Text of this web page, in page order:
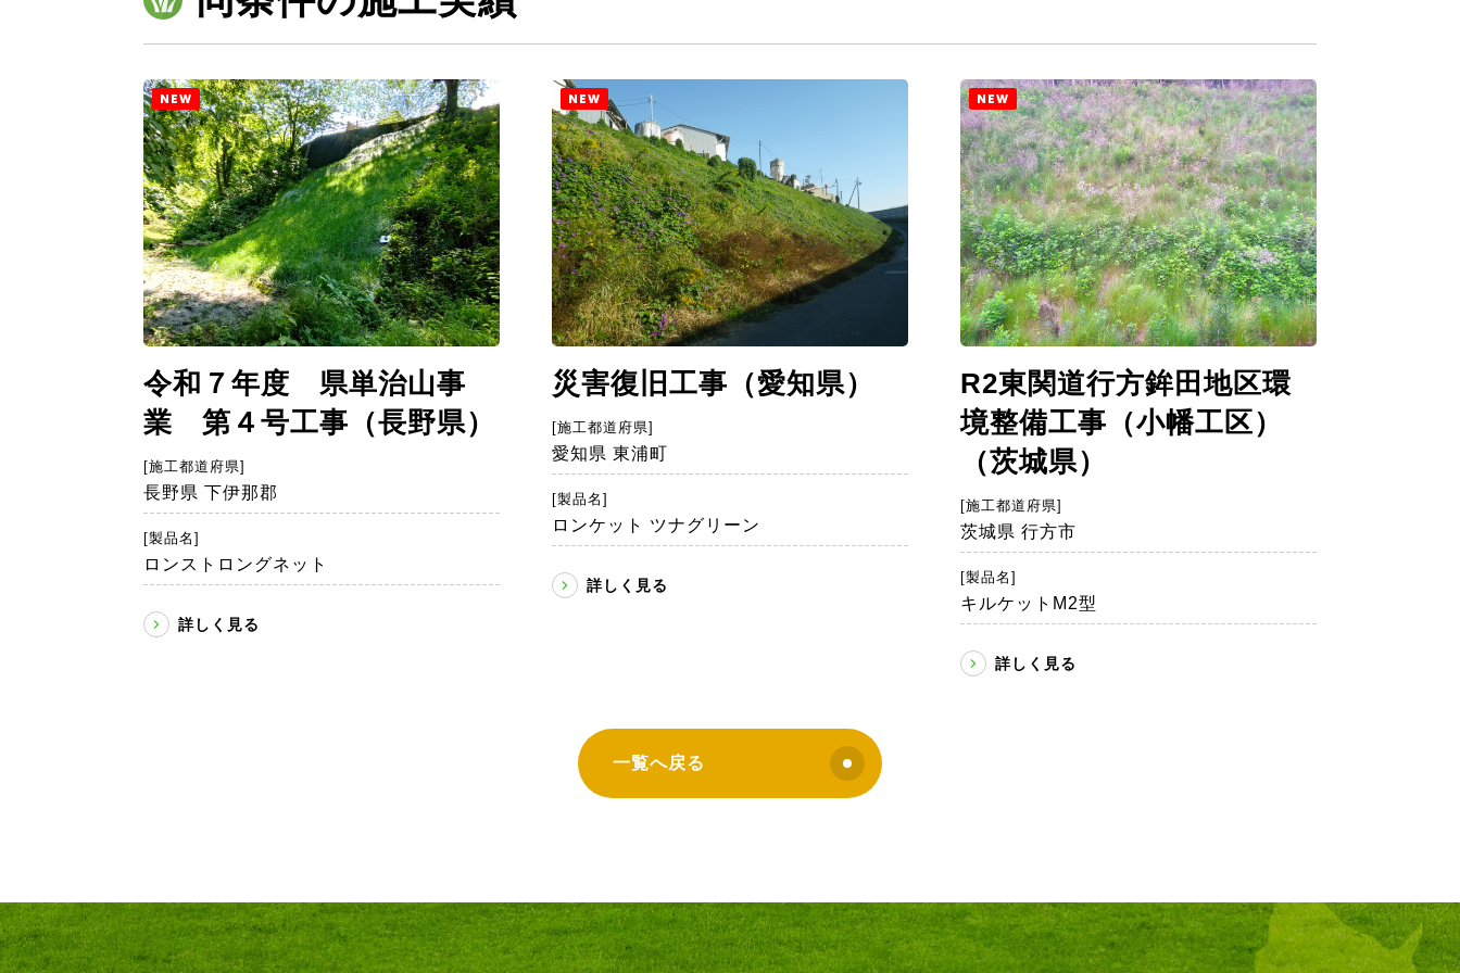
NEW
令和７年度 県単治山事
業 第４号工事（長野県）
[施工都道府県]
長野県 下伊那郡
[製品名]
ロンストロングネット
詳しく見る
NEW
災害復旧工事（愛知県）
[施工都道府県]
愛知県 東浦町
[製品名]
ロンケット ツナグリーン
詳しく見る
NEW
R2東関道行方鉾田地区環
境整備工事（小幡工区）
（茨城県）
[施工都道府県]
茨城県 行方市
[製品名]
キルケットM2型
詳しく見る
一覧へ戻る